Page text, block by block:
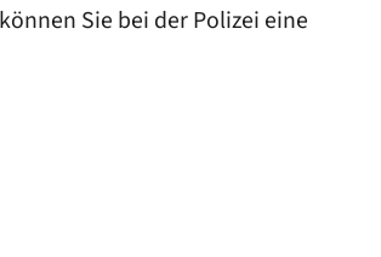
Sie bei der Polizei eine